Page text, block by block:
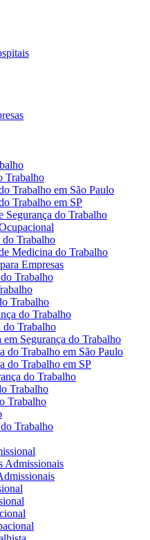
Trabalho
Trabalho em São Paulo
Trabalho em SP
Segurança do Trabalho
do Trabalho
Medicina do Trabalho
Empresas
Trabalho
Trabalho
do Trabalho
do Trabalho
em Segurança do Trabalho
do Trabalho em São Paulo
do Trabalho em SP
do Trabalho
Trabalho
Trabalho
Trabalho
Admissionais